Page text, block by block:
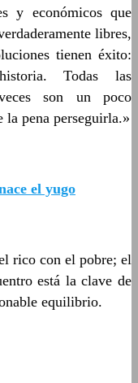
y económicos que
libres,
tienen éxito:
Todas las
son un poco
la pena perseguirla.»
el yugo
rico con el pobre; el
está la clave de
equilibrio.